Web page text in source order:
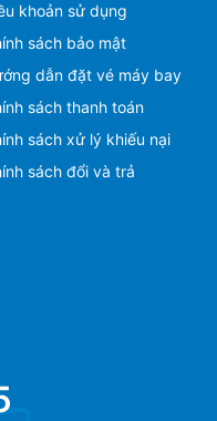
khoản sử dụng
sách bảo mật
dẫn đặt vé máy bay
sách thanh toán
sách xử lý khiếu nại
sách đổi và trả